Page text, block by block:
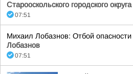
Старооскольского городского округа
07:51
Михаил Лобазнов: Отбой
Лобазнов
07:51